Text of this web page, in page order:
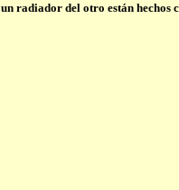
radiador del otro están